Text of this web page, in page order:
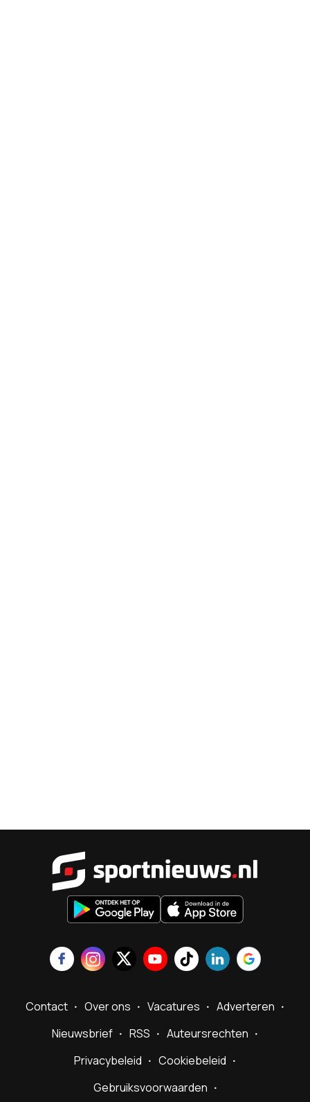
Contact Over ons Vacatures
Adverteren
Nieuwsbrief
RSS
Auteursrechten
Privacybeleid
Cookiebeleid
Gebruiksvoorwaarden